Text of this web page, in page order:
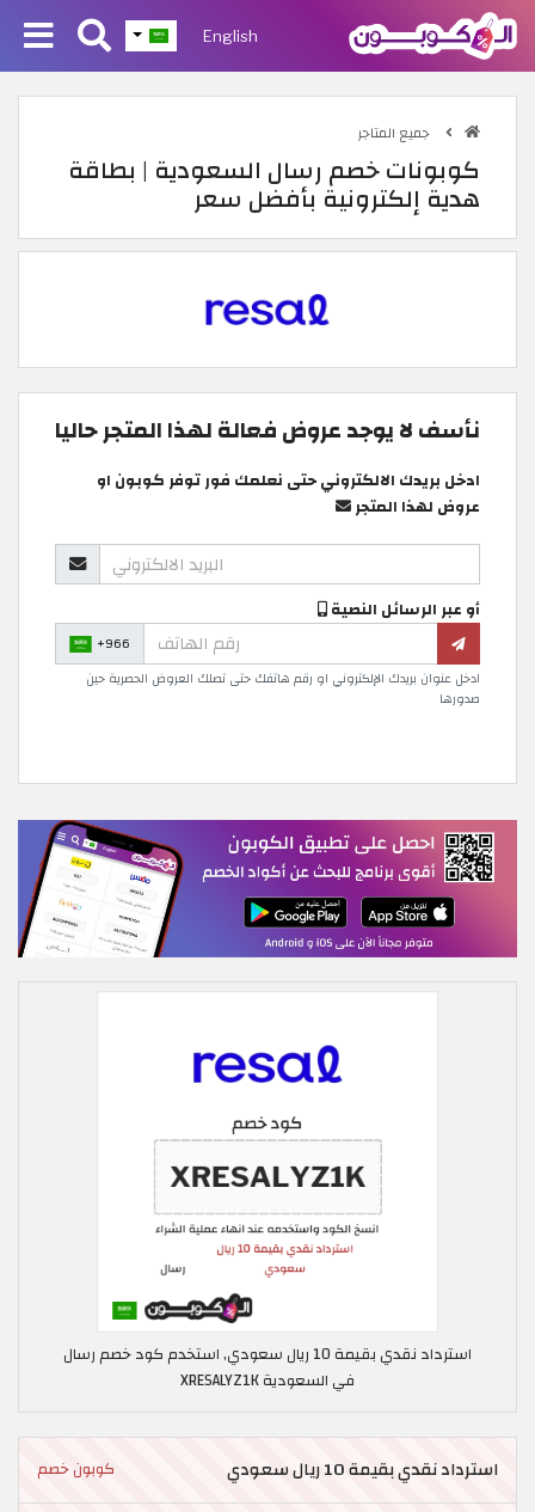
English
جميع المتاجر
كوبونات خصم رسال السعودية | بطاقة
هدية إلكترونية بأفضل سعر
نأسف لا يوجد عروض فعالة لهذا المتجر حاليا
ادخل بريدك الالكتروني حتى نعلمك فور توفر كوبون او
عروض لهذا المتجر
أو عبر الرسائل النصية
+966
ادخل عنوان بريدك الإلكتروني او رقم هاتفك حتى تصلك العروض الحصرية حين
صدورها
استرداد نقدي بقيمة 10 ريال سعودي, استخدم كود خصم رسال
في السعودية XRESALYZ1K
استرداد نقدي بقيمة 10 ريال سعودي كوبون خصم